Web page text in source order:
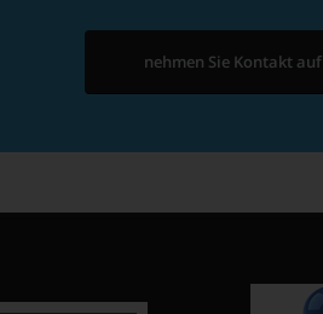
nehmen Sie Kontakt auf